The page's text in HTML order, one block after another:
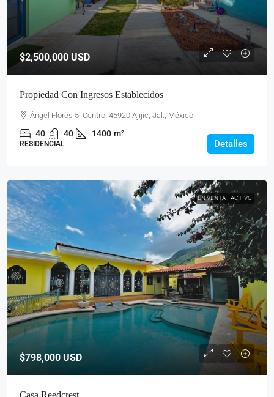
$2,500,000 USD
Propiedad Con Ingresos Establecidos
Ángel Flores 5, Centro, 45920 Ajijic, Jal., México
40 40 1400 m²
RESIDENCIAL Detalles
EN VENTA ACTIVO
$798,000 USD
Casa Reedcrest